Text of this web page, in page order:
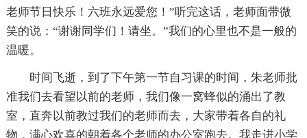
老师节日快乐！六班永远爱您！”听完这话，老师面带微
笑的说：“谢谢同学们！请坐。”我们的心里也不是一般的
温暖。
时间飞逝，到了下午第一节自习课的时间，朱老师批
准我们去看望以前的老师，我们像一窝蜂似的涌出了教
室，直奔以前教过我们的老师而去，大家带着各自的礼
物，满心欢喜的朝着各个老师的办公室跑去。我走进小学